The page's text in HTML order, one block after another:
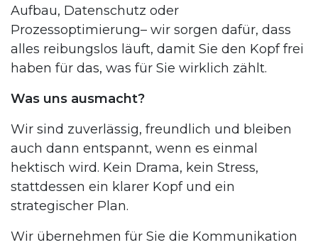
Aufbau, Datenschutz oder
Prozessoptimierung– wir sorgen dafür, dass
alles reibungslos läuft, damit Sie den Kopf frei
haben für das, was für Sie wirklich zählt.
Was uns ausmacht?
Wir sind zuverlässig, freundlich und bleiben
auch dann entspannt, wenn es einmal
hektisch wird. Kein Drama, kein Stress,
stattdessen ein klarer Kopf und ein
strategischer Plan.
Wir übernehmen für Sie die Kommunikation